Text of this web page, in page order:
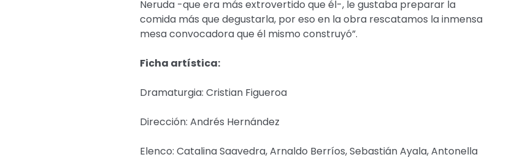
Neruda -que era más extrovertido que él-, le gustaba preparar la
comida más que degustarla, por eso en la obra rescatamos la inmensa
mesa convocadora que él mismo construyó”.
Ficha artística:
Dramaturgia: Cristian Figueroa
Dirección: Andrés Hernández
Elenco: Catalina Saavedra, Arnaldo Berríos, Sebastián Ayala, Antonella